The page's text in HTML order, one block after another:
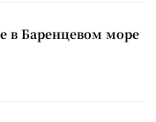
в Баренцевом море